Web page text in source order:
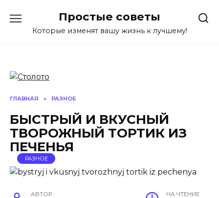
содержанию
Простые советы
Которые изменят вашу жизнь к лучшему!
ГЛАВНАЯ » РАЗНОЕ
БЫСТРЫЙ И ВКУСНЫЙ
ТВОРОЖНЫЙ ТОРТИК ИЗ
ПЕЧЕНЬЯ
РАЗНОЕ
АВТОР НА ЧТЕНИЕ